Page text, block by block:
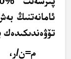
ئامانەتنىڭ
تۆۋەندىكىدەك
م=ن/ر،